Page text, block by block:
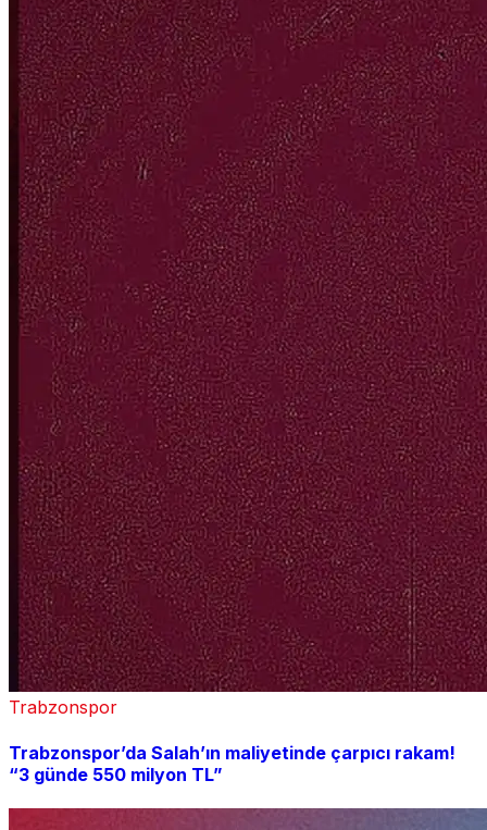
Trabzonspor
Trabzonspor’da Salah’ın maliyetinde çarpıcı rakam!
“3 günde 550 milyon TL”